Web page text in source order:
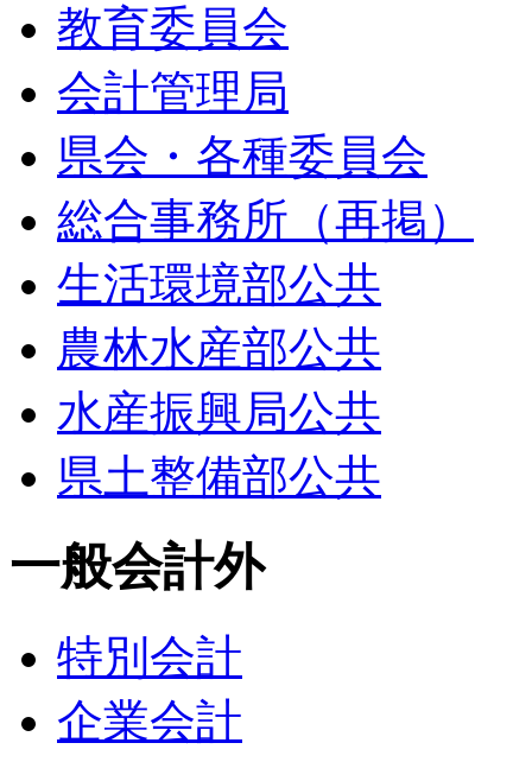
教育委員会
会計管理局
県会・各種委員会
総合事務所（再掲）
生活環境部公共
農林水産部公共
水産振興局公共
県土整備部公共
一般会計外
特別会計
企業会計